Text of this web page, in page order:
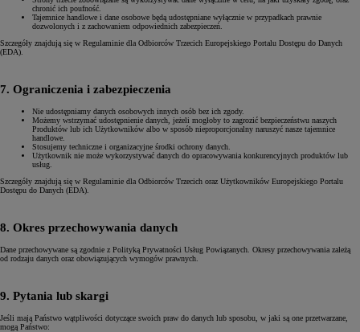
chronić ich poufność.
Tajemnice handlowe i dane osobowe będą udostępniane wyłącznie w przypadkach prawnie
dozwolonych i z zachowaniem odpowiednich zabezpieczeń.
Szczegóły znajdują się w Regulaminie dla Odbiorców Trzecich Europejskiego Portalu Dostępu do Danych
(EDA).
7. Ograniczenia i zabezpieczenia
Nie udostępniamy danych osobowych innych osób bez ich zgody.
Możemy wstrzymać udostępnienie danych, jeżeli mogłoby to zagrozić bezpieczeństwu naszych
Produktów lub ich Użytkowników albo w sposób nieproporcjonalny naruszyć nasze tajemnice
handlowe.
Stosujemy techniczne i organizacyjne środki ochrony danych.
Użytkownik nie może wykorzystywać danych do opracowywania konkurencyjnych produktów lub
usług.
Szczegóły znajdują się w Regulaminie dla Odbiorców Trzecich oraz Użytkowników Europejskiego Portalu
Dostępu do Danych (EDA).
8. Okres przechowywania danych
Dane przechowywane są zgodnie z Polityką Prywatności Usług Powiązanych. Okresy przechowywania zależą
od rodzaju danych oraz obowiązujących wymogów prawnych.
9. Pytania lub skargi
Jeśli mają Państwo wątpliwości dotyczące swoich praw do danych lub sposobu, w jaki są one przetwarzane,
mogą Państwo: